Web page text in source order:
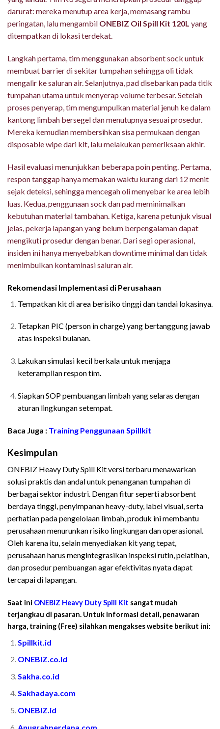
darurat: mereka menutup area kerja, memasang rambu
peringatan, lalu mengambil ONEBIZ Oil Spill Kit 120L yang
ditempatkan di lokasi terdekat.
Langkah pertama, tim menggunakan absorbent sock untuk
membuat barrier di sekitar tumpahan sehingga oli tidak
mengalir ke saluran air. Selanjutnya, pad disebarkan pada titik
tumpahan utama untuk menyerap volume terbesar. Setelah
proses penyerap, tim mengumpulkan material jenuh ke dalam
kantong limbah bersegel dan menutupnya sesuai prosedur.
Mereka kemudian membersihkan sisa permukaan dengan
disposable wipe dari kit, lalu melakukan pemeriksaan akhir.
Hasil evaluasi menunjukkan beberapa poin penting. Pertama,
respon tanggap hanya memakan waktu kurang dari 12 menit
sejak deteksi, sehingga mencegah oli menyebar ke area lebih
luas. Kedua, penggunaan sock dan pad meminimalkan
kebutuhan material tambahan. Ketiga, karena petunjuk visual
jelas, pekerja lapangan yang belum berpengalaman dapat
mengikuti prosedur dengan benar. Dari segi operasional,
insiden ini hanya menyebabkan downtime minimal dan tidak
menimbulkan kontaminasi saluran air.
Rekomendasi Implementasi di Perusahaan
Tempatkan kit di area berisiko tinggi dan tandai lokasinya.
Tetapkan PIC (person in charge) yang bertanggung jawab
atas inspeksi bulanan.
Lakukan simulasi kecil berkala untuk menjaga
keterampilan respon tim.
Siapkan SOP pembuangan limbah yang selaras dengan
aturan lingkungan setempat.
Baca Juga : Training Penggunaan Spillkit
Kesimpulan
ONEBIZ Heavy Duty Spill Kit versi terbaru menawarkan
solusi praktis dan andal untuk penanganan tumpahan di
berbagai sektor industri. Dengan fitur seperti absorbent
berdaya tinggi, penyimpanan heavy-duty, label visual, serta
perhatian pada pengelolaan limbah, produk ini membantu
perusahaan menurunkan risiko lingkungan dan operasional.
Oleh karena itu, selain menyediakan kit yang tepat,
perusahaan harus mengintegrasikan inspeksi rutin, pelatihan,
dan prosedur pembuangan agar efektivitas nyata dapat
tercapai di lapangan.
Saat ini ONEBIZ Heavy Duty Spill Kit sangat mudah
terjangkau di pasaran. Untuk informasi detail, penawaran
harga, training (Free) silahkan mengakses website berikut ini:
Spillkit.id
ONEBIZ.co.id
Sakha.co.id
Sakhadaya.com
ONEBIZ.id
Anugrahperdana.com